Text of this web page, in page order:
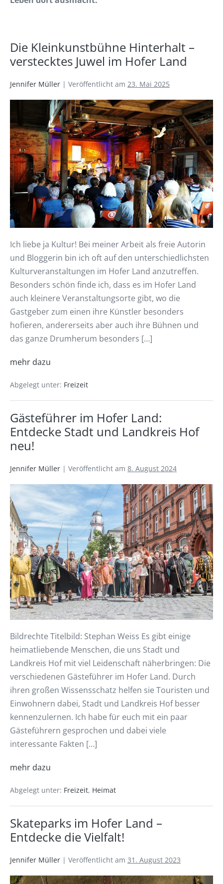
Die Kleinkunstbühne Hinterhalt –
verstecktes Juwel im Hofer Land
Jennifer Müller | Veröffentlicht am 23. Mai 2025
Ich liebe ja Kultur! Bei meiner Arbeit als freie Autorin
und Bloggerin bin ich oft auf den unterschiedlichsten
Kulturveranstaltungen im Hofer Land anzutreffen.
Besonders schön finde ich, dass es im Hofer Land
auch kleinere Veranstaltungsorte gibt, wo die
Gastgeber zum einen ihre Künstler besonders
hofieren, andererseits aber auch ihre Bühnen und
das ganze Drumherum besonders […]
mehr dazu
Abgelegt unter: Freizeit
Gästeführer im Hofer Land:
Entdecke Stadt und Landkreis Hof
neu!
Jennifer Müller | Veröffentlicht am 8. August 2024
Bildrechte Titelbild: Stephan Weiss Es gibt einige
heimatliebende Menschen, die uns Stadt und
Landkreis Hof mit viel Leidenschaft näherbringen: Die
verschiedenen Gästeführer im Hofer Land. Durch
ihren großen Wissensschatz helfen sie Touristen und
Einwohnern dabei, Stadt und Landkreis Hof besser
kennenzulernen. Ich habe für euch mit ein paar
Gästeführern gesprochen und dabei viele
interessante Fakten […]
mehr dazu
Abgelegt unter: Freizeit, Heimat
Skateparks im Hofer Land –
Entdecke die Vielfalt!
Jennifer Müller | Veröffentlicht am 31. August 2023